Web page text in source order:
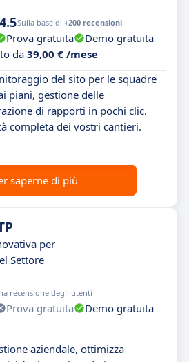
4.5Sulla base di +200 recensioni
Prova gratuita
Demo gratuita
da 39,00 € /mese
del sito per le squadre
piani, gestione delle
di rapporti in pochi clic.
completa dei vostri cantieri.
saperne di più
per
Settore
recensione degli utenti
Prova gratuita
Demo gratuita
aziendale, ottimizza